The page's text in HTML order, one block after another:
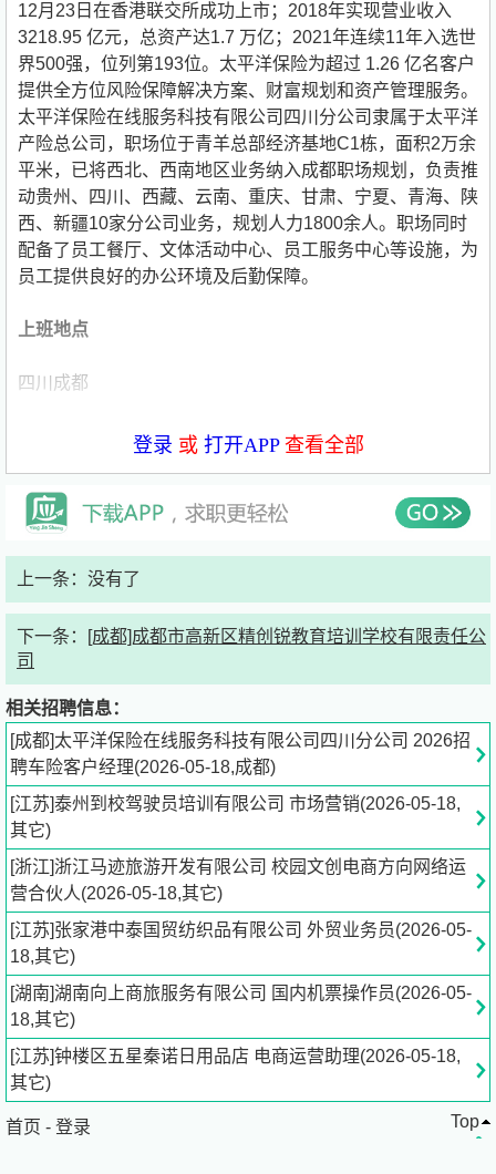
12月23日在香港联交所成功上市；2018年实现营业收入
3218.95 亿元，总资产达1.7 万亿；2021年连续11年入选世
界500强，位列第193位。太平洋保险为超过 1.26 亿名客户
提供全方位风险保障解决方案、财富规划和资产管理服务。
太平洋保险在线服务科技有限公司四川分公司隶属于太平洋
产险总公司，职场位于青羊总部经济基地C1栋，面积2万余
平米，已将西北、西南地区业务纳入成都职场规划，负责推
动贵州、四川、西藏、云南、重庆、甘肃、宁夏、青海、陕
西、新疆10家分公司业务，规划人力1800余人。职场同时
配备了员工餐厅、文体活动中心、员工服务中心等设施，为
员工提供良好的办公环境及后勤保障。
上班地点
四川成都
16621287652
1、通过电话向客户介绍公司保险优惠方案，邀约客户办理
业务及提供在线咨询服务；
2、负责客户信息收集，完善客户档案资料，为客户提供专
业化的建议；
3、公司提供客户资源，与客户电话沟通（室内办公,无需外
出）。
任职要求
1、大专及以上学历，保险、市场营销、电子商务、车辆工
程、互联网金融等专业优先；
2、普通话标准；
3、性格开朗，具有良好的沟通和语言表达能力。
薪资待遇
1、薪资构成1：基本工资2750+浮动津贴500-800＋绩效提
成+各类补贴+年终奖+过节费，新人0-3月平均收入4K+，工
作6个月以上平均月收入10K。（两种福利二选一）
登录 或 打开APP查看全部
上一条：没有了
下一条：
[成都]成都市高新区精创锐教育培训学校有限责任公
司
相关招聘信息：
[成都]太平洋保险在线服务科技有限公司四川分公司 2026招
聘车险客户经理(2026-05-18,成都)
[江苏]泰州到校驾驶员培训有限公司 市场营销(2026-05-18,
其它)
[浙江]浙江马迹旅游开发有限公司 校园文创电商方向网络运
营合伙人(2026-05-18,其它)
[江苏]张家港中泰国贸纺织品有限公司 外贸业务员(2026-05-
18,其它)
[湖南]湖南向上商旅服务有限公司 国内机票操作员(2026-05-
18,其它)
[江苏]钟楼区五星秦诺日用品店 电商运营助理(2026-05-18,
其它)
首页 - 登录 Top